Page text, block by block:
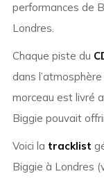
performances de
Londres.
Chaque piste du
dans
morceau est livré
Biggie pouvait
Voici la tracklist
Biggie à Londres